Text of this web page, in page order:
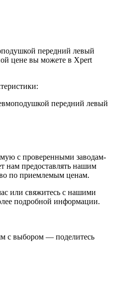
передний левый
цене вы можете в Xpert
передний левый
с проверенными заводам-
нам предоставлять нашим
по приемлемым ценам.
или свяжитесь с нашими
подробной информации.
с выбором — поделитесь